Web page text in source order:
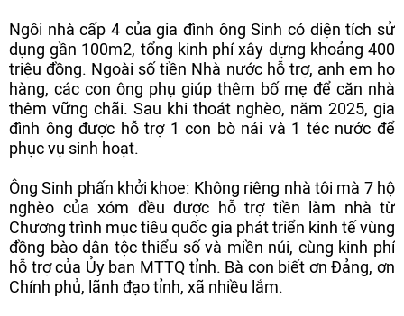
Ngôi nhà cấp 4 của gia đình ông Sinh có diện tích sử
dụng gần 100m2, tổng kinh phí xây dựng khoảng 400
triệu đồng. Ngoài số tiền Nhà nước hỗ trợ, anh em họ
hàng, các con ông phụ giúp thêm bố mẹ để căn nhà
thêm vững chãi. Sau khi thoát nghèo, năm 2025, gia
đình ông được hỗ trợ 1 con bò nái và 1 téc nước để
phục vụ sinh hoạt.
Ông Sinh phấn khởi khoe: Không riêng nhà tôi mà 7 hộ
nghèo của xóm đều được hỗ trợ tiền làm nhà từ
Chương trình mục tiêu quốc gia phát triển kinh tế vùng
đồng bào dân tộc thiểu số và miền núi, cùng kinh phí
hỗ trợ của Ủy ban MTTQ tỉnh. Bà con biết ơn Đảng, ơn
Chính phủ, lãnh đạo tỉnh, xã nhiều lắm.